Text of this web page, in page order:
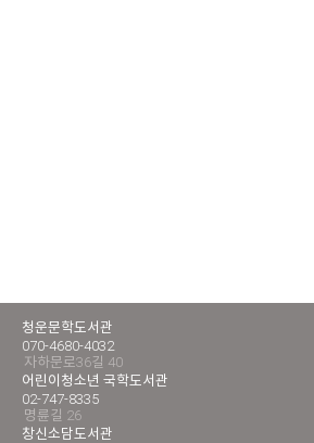
청운문학도서관
070-4680-4032
자하문로36길 40
어린이청소년 국학도서관
02-747-8335
명륜길 26
창신소담도서관